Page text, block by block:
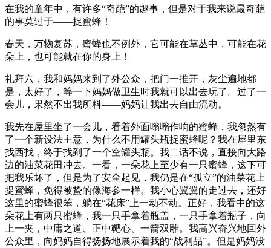
在我的童年中，有许多“奇葩”的趣事，但是对于我来说最奇葩
的事莫过于——捉蜜蜂！
春天，万物复苏，蜜蜂也不例外，它可能在草丛中，可能在花
朵上，也可能就在你的身上！
礼拜六，我和妈妈来到了外公众，把门一推开，灰尘遍地都
是，太好了，等一下妈妈做卫生时我就可以出去玩了。过了一
会儿，果然不出我所料——妈妈让我出去自由流动。
我先在屋里坐了一会儿，看着外面嗡嗡作响的蜜蜂，我忽然有
了一个新设法主意，为什么不用罐头瓶捉蜜蜂呢？我在屋里东
找西找，终于找到了一个空罐头瓶。我二话不说，直接向大路
边的油菜花田冲去。一看，一朵花上至少有一只蜜蜂，这下可
把我乐坏了，但是为了安全起见，我仍是在“孤立”的油菜花上
捉蜜蜂，免得被蛰的像海参一样。我小心翼翼的走过去，还好
这里的蜜蜂很笨，躺在“花床”上一动不动。正好，我看中的这
朵花上有两只蜜蜂，我一只手拿着瓶盖，一只手拿着瓶子，向
上一夹，中庸之道、正中靶心、一箭双雕。我高兴奋兴地回外
公众里，向妈妈自得扬扬地展示着我的“战利品”。但是妈妈没